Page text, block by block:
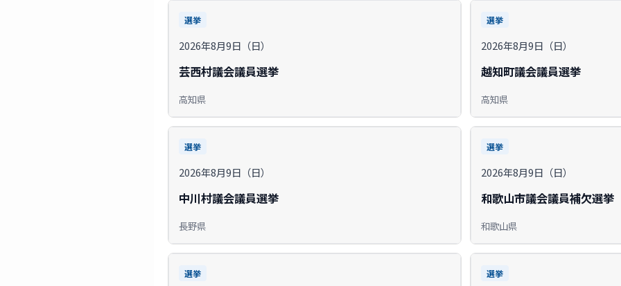
選挙
2026年8月9日（日）
芸西村議会議員選挙
高知県
選挙
2026年8月9日（日）
越知町議会議員選挙
高知県
選挙
2026年8月9日（日）
中川村議会議員選挙
長野県
選挙
2026年8月9日（日）
和歌山市議会議員補欠選挙
和歌山県
選挙 選挙